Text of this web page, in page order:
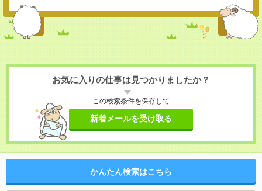
お気に入りの仕事は見つかりましたか？
この検索条件を保存して
新着メールを受け取る
かんたん検索はこちら